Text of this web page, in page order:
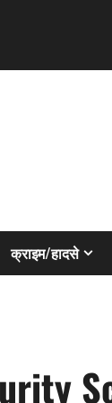
क्राइम/हादसे